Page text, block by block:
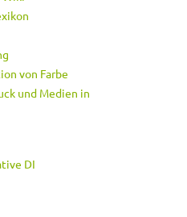
von Farbe
und Medien in
DI